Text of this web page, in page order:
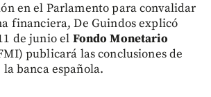
en el Parlamento para convalidar
financiera, De Guindos explicó
de junio el Fondo Monetario
publicará las conclusiones de
banca española.